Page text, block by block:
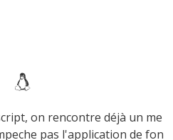
on rencontre déjà un me
pas l'application de fon